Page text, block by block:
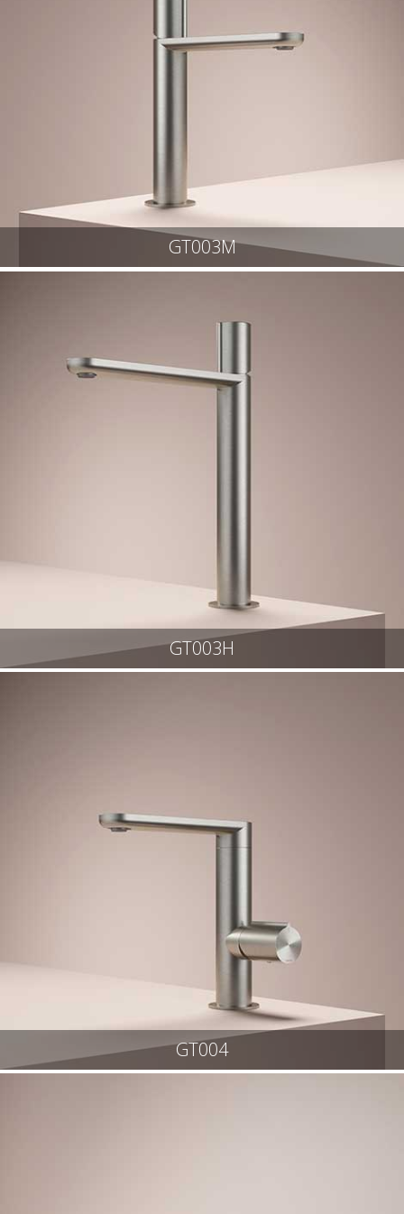
GT003M
GT003H
GT004